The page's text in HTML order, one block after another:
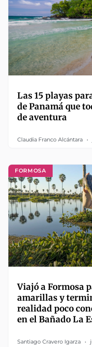
Las 15 playas
de Panamá que
de aventura
Claudia Franco Alcántara
FORMOSA
Viajó a Formosa
amarillas y
realidad poco
en el Bañado La
Santiago Cravero Igarza